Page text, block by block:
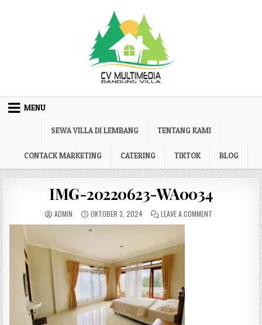
MENU
SEWA VILLA DI LEMBANG TENTANG KAMI
CONTACK MARKETING CATERING TIKTOK BLOG
IMG-20220623-WA0034
AUTHOR:
ADMIN PUBLISHED DATE:
OKTOBER 3, 2024 LEAVE A COMMENT ON IMG-